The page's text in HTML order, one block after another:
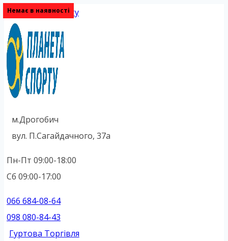
Перейти до вмісту
м.Дрогобич
вул. П.Сагайдачного, 37а
Пн-Пт 09:00-18:00
Сб 09:00-17:00
066 684-08-64
098 080-84-43
Гуртова Торгівля
Немає в наявності
Немає в наявності